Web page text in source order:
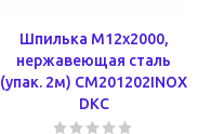
Шпилька М12х2000,
нержавеющая сталь
(упак. 2м) CM201202INOX
DKC